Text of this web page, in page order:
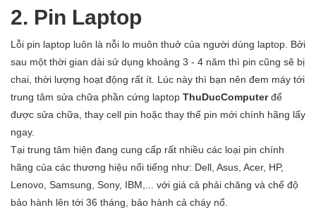
2. Pin Laptop
Lỗi pin laptop luôn là nỗi lo muôn thuở của người dùng laptop. Bởi
sau một thời gian dài sử dụng khoảng 3 - 4 năm thì pin cũng sẽ bị
chai, thời lượng hoạt động rất ít. Lúc này thì bạn nên đem máy tới
trung tâm sửa chữa phần cứng laptop ThuDucComputerđể
được sửa chữa, thay cell pin hoặc thay thế pin mới chính hãng lấy
ngay.
Tại trung tâm hiện đang cung cấp rất nhiều các loại pin chính
hãng của các thương hiệu nổi tiếng như: Dell, Asus, Acer, HP,
Lenovo, Samsung, Sony, IBM,... với giá cả phải chăng và chế độ
bảo hành lên tới 36 tháng, bảo hành cả cháy nổ.